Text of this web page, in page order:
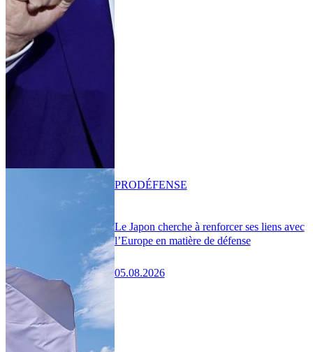
Le Japon cherche à renforcer ses liens avec
l’Europe en matière de défense
05.08.2026
PRODÉFENSE